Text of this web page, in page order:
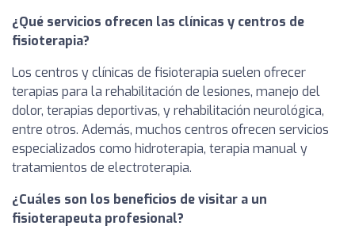
¿Qué servicios ofrecen las clínicas y centros de
fisioterapia?
Los centros y clínicas de fisioterapia suelen ofrecer
terapias para la rehabilitación de lesiones, manejo del
dolor, terapias deportivas, y rehabilitación neurológica,
entre otros. Además, muchos centros ofrecen servicios
especializados como hidroterapia, terapia manual y
tratamientos de electroterapia.
¿Cuáles son los beneficios de visitar a un
fisioterapeuta profesional?